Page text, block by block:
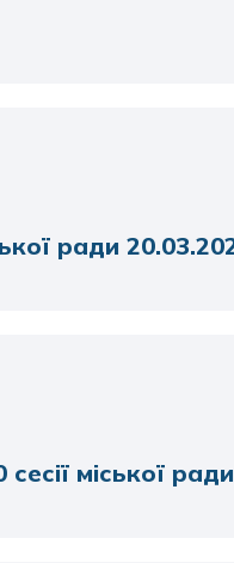
ради
міської